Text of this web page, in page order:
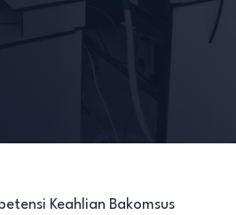
Keahlian Bakomsus